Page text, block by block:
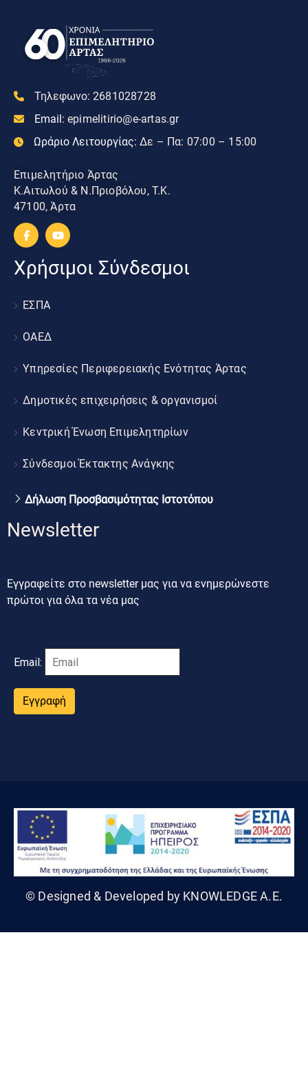
Τηλεφωνο: 2681028728
Email: epimelitirio@e-artas.gr
Ωράριο Λειτουργίας: Δε – Πα: 07:00 – 15:00
Επιμελητήριο Άρτας
Κ.Αιτωλού & Ν.Πριοβόλου, Τ.Κ.
47100, Άρτα
Χρήσιμοι Σύνδεσμοι
ΕΣΠΑ
ΟΑΕΔ
Υπηρεσίες Περιφερειακής Ενότητας Άρτας
Δημοτικές επιχειρήσεις & οργανισμοί
Κεντρική Ένωση Επιμελητηρίων
Σύνδεσμοι Έκτακτης Ανάγκης
Δήλωση Προσβασιμότητας Ιστοτόπου
Newsletter
Εγγραφείτε στο newsletter μας για να ενημερώνεστε
πρώτοι για όλα τα νέα μας
Email:
Εγγραφή
© Designed & Developed by KNOWLEDGE A.E.